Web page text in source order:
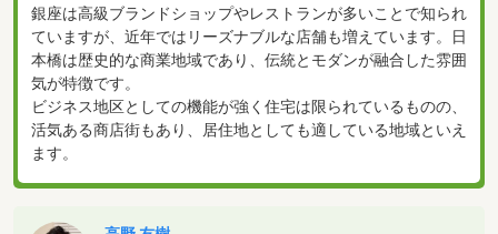
銀座は高級ブランドショップやレストランが多いことで知られ
ていますが、近年ではリーズナブルな店舗も増えています。日
本橋は歴史的な商業地域であり、伝統とモダンが融合した雰囲
気が特徴です。
ビジネス地区としての機能が強く住宅は限られているものの、
活気ある商店街もあり、居住地としても適している地域といえ
ます。